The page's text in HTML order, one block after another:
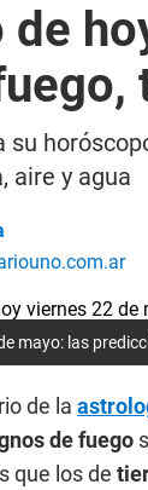
de
aire y agua
mayo: las
de la
de fuego
que los de